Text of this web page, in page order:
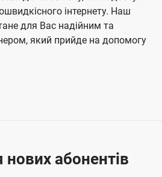
інтернету. Наш
для Вас надійним та
який прийде на допомогу
нових абонентів